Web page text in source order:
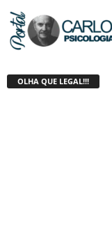
OLHA QUE LEGAL!!!